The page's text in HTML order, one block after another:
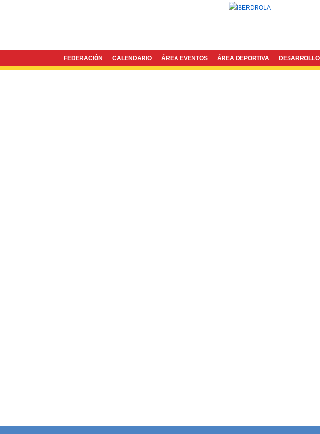
FEDERACIÓN CALENDARIO ÁREA EVENTOS ÁREA DEPORTIVA DESARROLLO